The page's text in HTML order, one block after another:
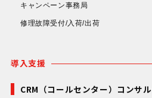
キャンペーン事務局
修理故障受付/入荷/出荷
導入支援
CRM（コールセンター）コンサ